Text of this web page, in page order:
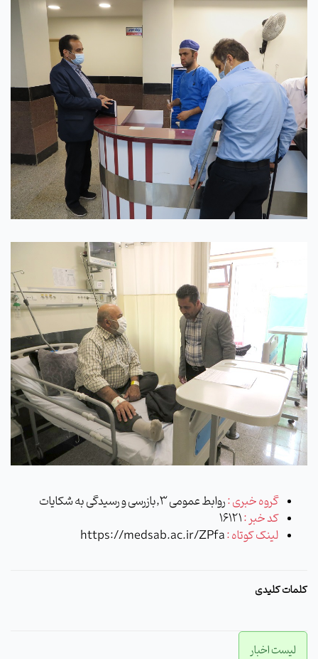
گروه خبری :روابط عمومی 3,بازرسی و رسیدگی به شکایات
کد خبر :16121
لینک کوتاه :https://medsab.ac.ir/ZPfa
کلمات کلیدی
لیست اخبار